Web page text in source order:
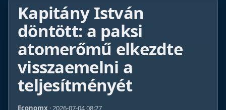
Kapitány István
döntött: a paksi
atomerőmű elkezdte
visszaemelni a
teljesítményét
Economx · 2026-07-04 08:27